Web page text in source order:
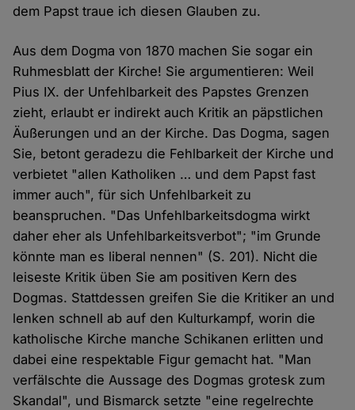
dem Papst traue ich diesen Glauben zu.
Aus dem Dogma von 1870 machen Sie sogar ein
Ruhmesblatt der Kirche! Sie argumentieren: Weil
Pius IX. der Unfehlbarkeit des Papstes Grenzen
zieht, erlaubt er indirekt auch Kritik an päpstlichen
Äußerungen und an der Kirche. Das Dogma, sagen
Sie, betont geradezu die Fehlbarkeit der Kirche und
verbietet "allen Katholiken … und dem Papst fast
immer auch", für sich Unfehlbarkeit zu
beanspruchen. "Das Unfehlbarkeitsdogma wirkt
daher eher als Unfehlbarkeitsverbot"; "im Grunde
könnte man es liberal nennen" (S. 201). Nicht die
leiseste Kritik üben Sie am positiven Kern des
Dogmas. Stattdessen greifen Sie die Kritiker an und
lenken schnell ab auf den Kulturkampf, worin die
katholische Kirche manche Schikanen erlitten und
dabei eine respektable Figur gemacht hat. "Man
verfälschte die Aussage des Dogmas grotesk zum
Skandal", und Bismarck setzte "eine regelrechte